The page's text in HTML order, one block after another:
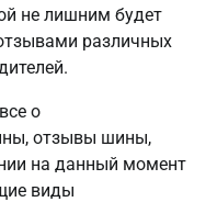
не лишним будет
различных
о
отзывы шины,
на данный момент
виды